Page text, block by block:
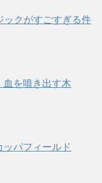
ックがすごすぎる件
血を噴き出す木
ッパフィールド